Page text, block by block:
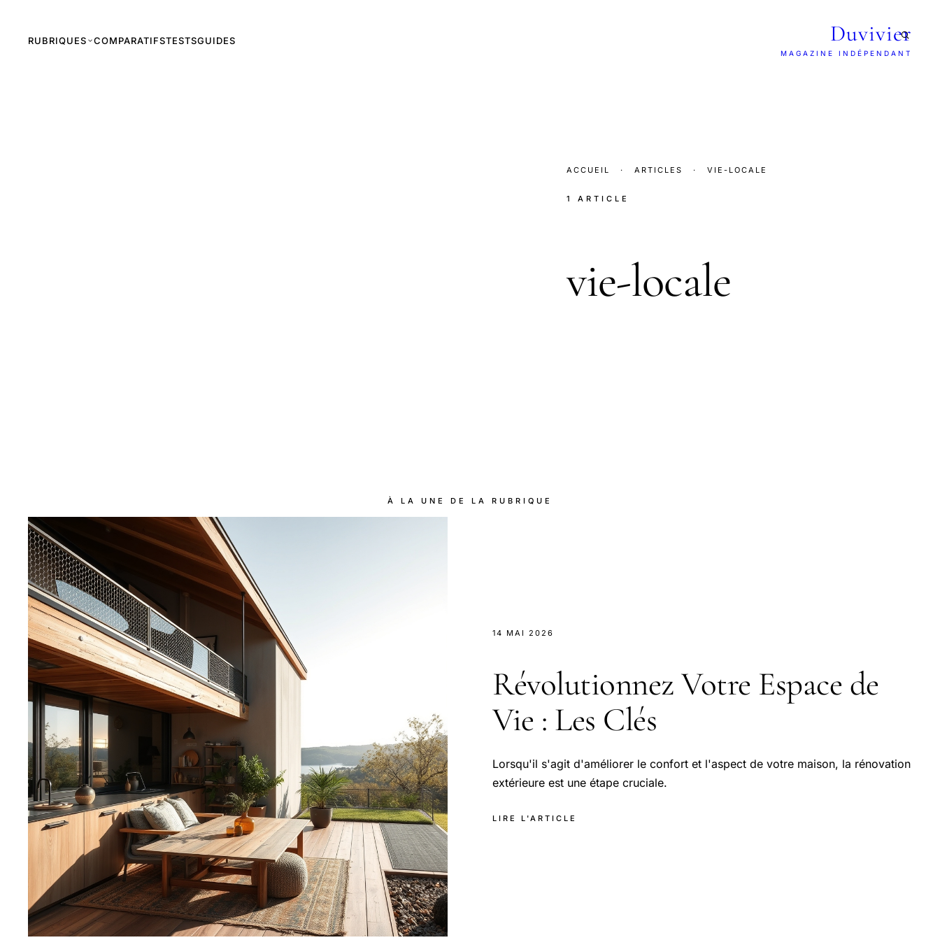
RUBRIQUES COMPARATIFSTESTSGUIDES Duvivier
MAGAZINE INDÉPENDANT
ACCUEIL · ARTICLES · VIE-LOCALE
1 ARTICLE
vie-locale
À LA UNE DE LA RUBRIQUE
14 MAI 2026
Révolutionnez Votre Espace de
Vie : Les Clés
Lorsqu'il s'agit d'améliorer le confort et l'aspect de votre maison, la rénovation
extérieure est une étape cruciale.
LIRE L'ARTICLE